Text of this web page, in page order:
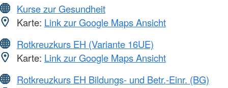
Kurse zur Gesundheit
Karte: Link zur Google Maps Ansicht
Rotkreuzkurs EH (Variante 16UE)
Karte: Link zur Google Maps Ansicht
Rotkreuzkurs EH Bildungs- und Betr.-Einr. (BG)